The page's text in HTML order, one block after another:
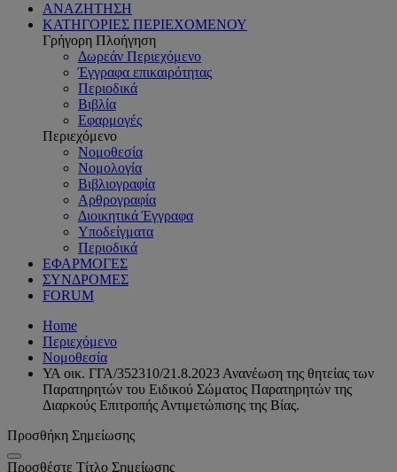
ΑΝΑΖΗΤΗΣΗ
ΚΑΤΗΓΟΡΙΕΣ ΠΕΡΙΕΧΟΜΕΝΟΥ
Γρήγορη Πλοήγηση
Δωρεάν Περιεχόμενο
Έγγραφα επικαιρότητας
Περιοδικά
Βιβλία
Εφαρμογές
Περιεχόμενο
Νομοθεσία
Νομολογία
Βιβλιογραφία
Αρθρογραφία
Διοικητικά Έγγραφα
Υποδείγματα
Περιοδικά
ΕΦΑΡΜΟΓΕΣ
ΣΥΝΔΡΟΜΕΣ
FORUM
Home
Περιεχόμενο
Νομοθεσία
ΥΑ οικ. ΓΓΑ/352310/21.8.2023 Ανανέωση της θητείας των
Παρατηρητών του Ειδικού Σώματος Παρατηρητών της
Διαρκούς Επιτροπής Αντιμετώπισης της Βίας.
Προσθήκη Σημείωσης
Προσθέστε Τίτλο Σημείωσης